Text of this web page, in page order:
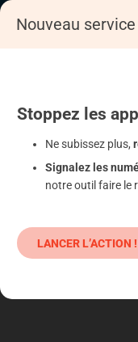
Nouveau
Stoppez les
Ne subissez plus,
Signalez les
notre outil faire le
LANCER L’ACTION !